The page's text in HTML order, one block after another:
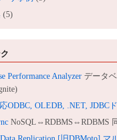
(5)
Performance Analyzer データ
ODBC, OLEDB, .NET, JDBC
NoSQL⇔RDBMS⇔RDBMS